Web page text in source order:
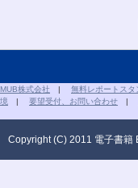
MUB株式会社 | 無料レポートスタ
境 | 要望受付、お問い合わせ |
Copyright (C) 2011 電子書籍